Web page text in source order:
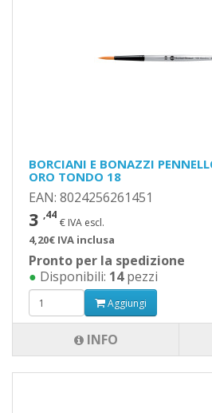
BORCIANI E BONAZZI
ORO TONDO 18
EAN: 8024256261451
3 ,44
€ IVA escl.
4,20€ IVA inclusa
Pronto per la spedizione
● Disponibili: 14pezzi
Aggiungi
INFO